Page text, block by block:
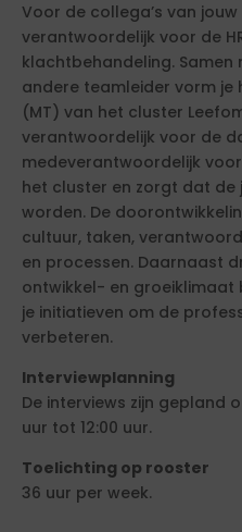
Voor de collega’s van
verantwoordelijk voor de
klachtbehandeling. Samen
andere teamleider vorm je
(MT) van het cluster
verantwoordelijk voor de
medeverantwoordelijk
het cluster en zorgt dat de
worden. De
cultuur, taken,
en processen. Daarnaast
ontwikkel- en groeiklimaat
je initiatieven om de
verbeteren.
Interviewplanning
De interviews zijn gepland
uur tot 12:00 uur.
Toelichting op rooster
36 uur per week.